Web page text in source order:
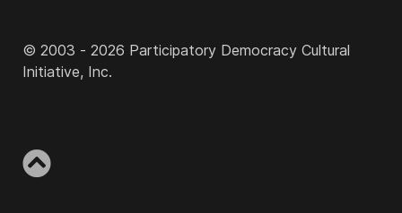
© 2003 - 2026 Participatory Democracy Cultural
Initiative, Inc.